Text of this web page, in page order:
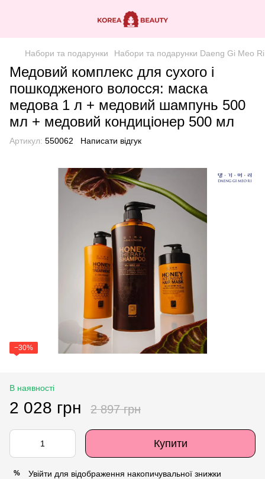
Набори та подарунки Набори та подарунки Daeng Gi Meo Ri
Медовий комплекс для сухого і
пошкодженого волосся: маска
медова 1 л + медовий шампунь 500
мл + медовий кондиціонер 500 мл
Артикул: 550062 Написати відгук
−30%
В наявності
2 028 грн 2 897 грн
Купити
% Увійти для відображення накопичувальної знижки